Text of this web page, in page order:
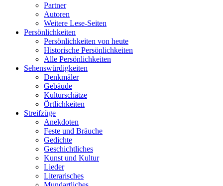
Partner
Autoren
Weitere Lese-Seiten
Persönlichkeiten
Persönlichkeiten von heute
Historische Persönlichkeiten
Alle Persönlichkeiten
Sehenswürdigkeiten
Denkmäler
Gebäude
Kulturschätze
Örtlichkeiten
Streifzüge
Anekdoten
Feste und Bräuche
Gedichte
Geschichtliches
Kunst und Kultur
Lieder
Literarisches